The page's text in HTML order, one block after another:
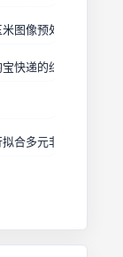
图像预处理自行编写
快递的综合对比图，
合多元非线性方程，